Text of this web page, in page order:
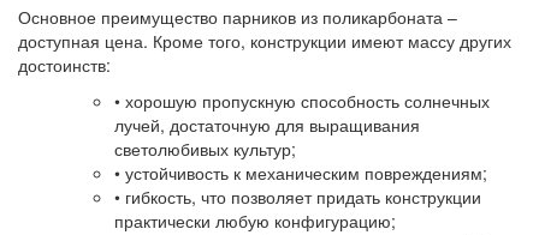
Основное преимущество парников из поликарбоната –
доступная цена. Кроме того, конструкции имеют массу других
достоинств:
• хорошую пропускную способность солнечных
лучей, достаточную для выращивания
светолюбивых культур;
• устойчивость к механическим повреждениям;
• гибкость, что позволяет придать конструкции
практически любую конфигурацию;